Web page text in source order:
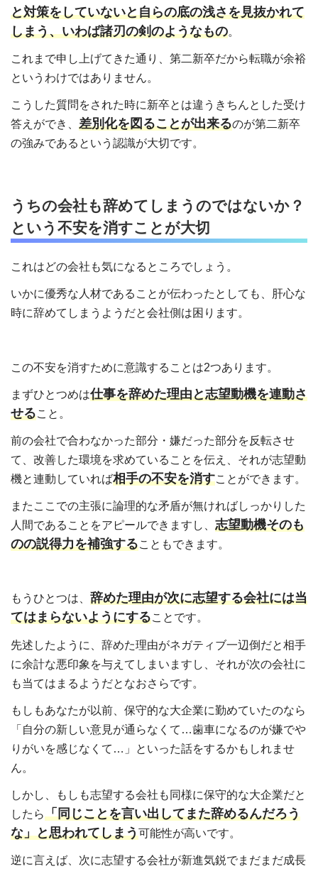
と対策をしていないと自らの底の浅さを見抜かれて
しまう、いわば諸刃の剣のようなもの。
これまで申し上げてきた通り、第二新卒だから転職が余裕
というわけではありません。
こうした質問をされた時に新卒とは違うきちんとした受け
答えができ、 差別化を図ることが出来るのが第二新卒
の強みであるという認識が大切です。
うちの会社も辞めてしまうのではないか？
という不安を消すことが大切
これはどの会社も気になるところでしょう。
いかに優秀な人材であることが伝わったとしても、肝心な
時に辞めてしまうようだと会社側は困ります。
この不安を消すために意識することは2つあります。
まずひとつめは仕事を辞めた理由と志望動機を連動さ
せること。
前の会社で合わなかった部分・嫌だった部分を反転させ
て、改善した環境を求めていることを伝え、それが志望動
機と連動していれば相手の不安を消すことができます。
またここでの主張に論理的な矛盾が無ければしっかりした
人間であることをアピールできますし、 志望動機そのも
のの説得力を補強することもできます。
もうひとつは、 辞めた理由が次に志望する会社には当
てはまらないようにすることです。
先述したように、辞めた理由がネガティブ一辺倒だと相手
に余計な悪印象を与えてしまいますし、それが次の会社に
も当てはまるようだとなおさらです。
もしもあなたが以前、保守的な大企業に勤めていたのなら
「自分の新しい意見が通らなくて…歯車になるのが嫌でや
りがいを感じなくて…」といった話をするかもしれませ
ん。
しかし、もしも志望する会社も同様に保守的な大企業だと
したら「同じことを言い出してまた辞めるんだろう
な」と思われてしまう可能性が高いです。
逆に言えば、次に志望する会社が新進気鋭でまだまだ成長